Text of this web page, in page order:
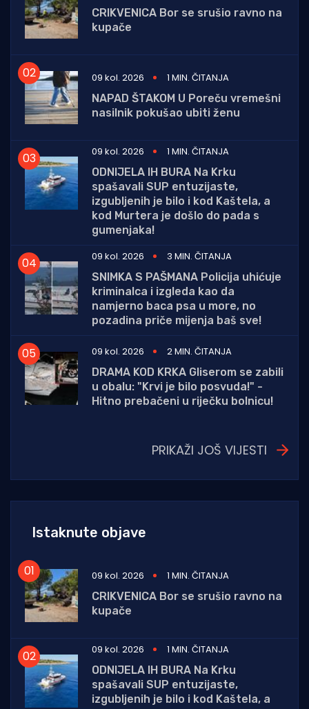
CRIKVENICA Bor se srušio ravno na
kupače
09 kol. 2026
1 MIN. ČITANJA
NAPAD ŠTAKOM U Poreču vremešni
nasilnik pokušao ubiti ženu
09 kol. 2026
1 MIN. ČITANJA
ODNIJELA IH BURA Na Krku
spašavali SUP entuzijaste,
izgubljenih je bilo i kod Kaštela, a
kod Murtera je došlo do pada s
gumenjaka!
09 kol. 2026
3 MIN. ČITANJA
SNIMKA S PAŠMANA Policija uhićuje
kriminalca i izgleda kao da
namjerno baca psa u more, no
pozadina priče mijenja baš sve!
09 kol. 2026
2 MIN. ČITANJA
DRAMA KOD KRKA Gliserom se zabili
u obalu: "Krvi je bilo posvuda!" -
Hitno prebačeni u riječku bolnicu!
PRIKAŽI JOŠ VIJESTI
Istaknute objave
09 kol. 2026
1 MIN. ČITANJA
CRIKVENICA Bor se srušio ravno na
kupače
09 kol. 2026
1 MIN. ČITANJA
ODNIJELA IH BURA Na Krku
spašavali SUP entuzijaste,
izgubljenih je bilo i kod Kaštela, a